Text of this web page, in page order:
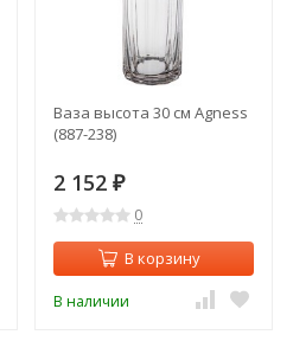
Ваза высота 30 см Agness
(887-238)
2 152 ₽
0
В корзину
В наличии